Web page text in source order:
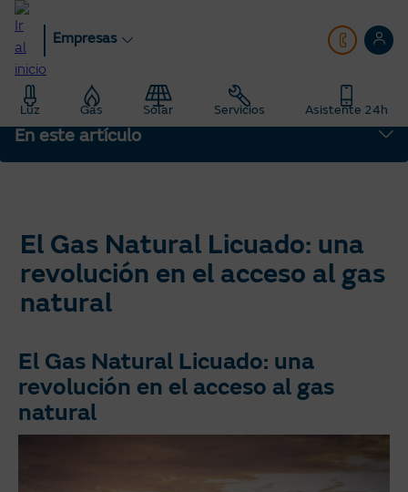
Pasar
contenido
principal
Empresas
Luz Gas Solar Servicios Asistente 24h
Empresas
blog
Saber Más: Te enseñamos todo sobre energía
El Gas Natural Licuado: una revolución en el acceso al gas natural
El Gas Natural Licuado: una
revolución en el acceso al gas
natural
En este artículo
El Gas Natural Licuado: una
revolución en el acceso al gas
natural